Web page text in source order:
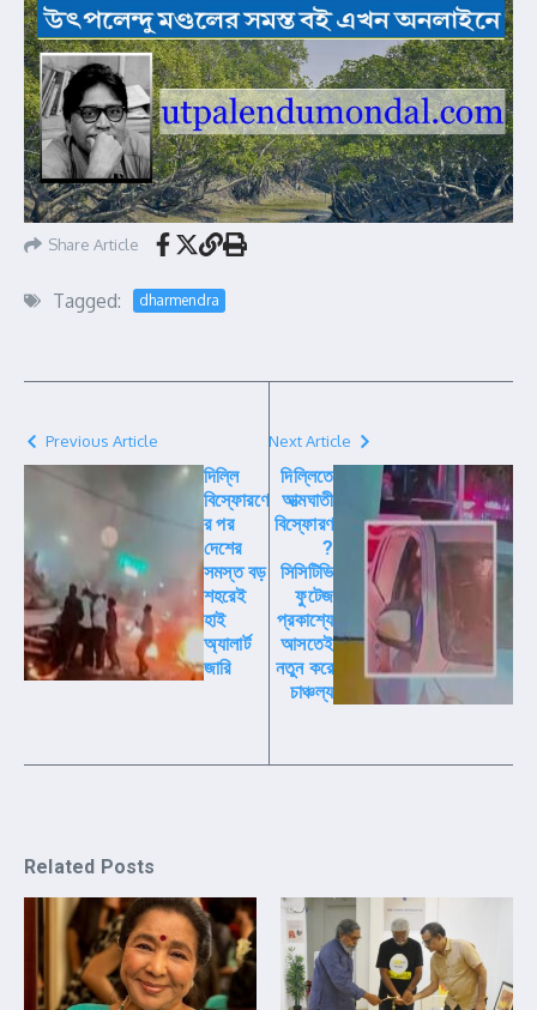
Share Article
Tagged: dharmendra
Previous Article
দিল্লি
বিস্ফোরণে
র পর
দেশের
সমস্ত বড়
শহরেই
হাই
অ্যালার্ট
জারি
Next Article
দিল্লিতে
আত্মঘাতী
বিস্ফোরণ
?
সিসিটিভি
ফুটেজ
প্রকাশ্যে
আসতেই
নতুন করে
চাঞ্চল্য
Related Posts